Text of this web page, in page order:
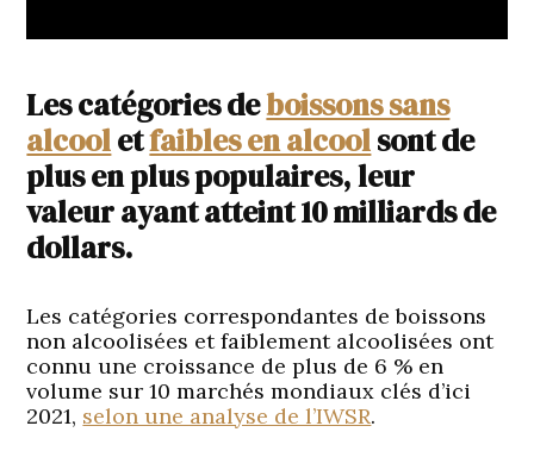
Les catégories deboissons sans
alcooletfaibles en alcoolsont de
plus en plus populaires, leur
valeur ayant atteint 10 milliards de
dollars.
Les catégories correspondantes de boissons
non alcoolisées et faiblement alcoolisées ont
connu une croissance de plus de 6 % en
volume sur 10 marchés mondiaux clés d’ici
2021, selon une analyse de l’IWSR.